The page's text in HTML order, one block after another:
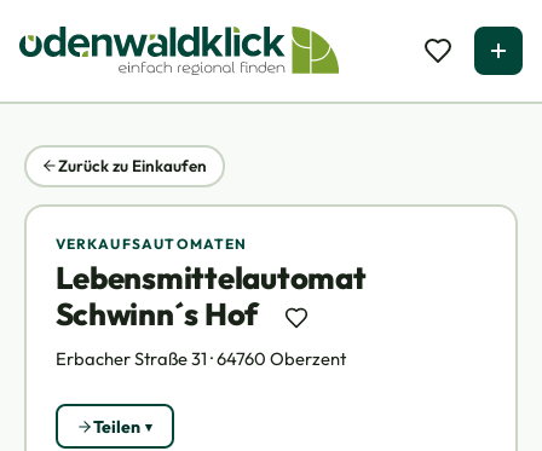
Zurück zu Einkaufen
VERKAUFSAUTOMATEN
Lebensmittelautomat
Schwinn´s Hof
Erbacher Straße 31 · 64760 Oberzent
Teilen